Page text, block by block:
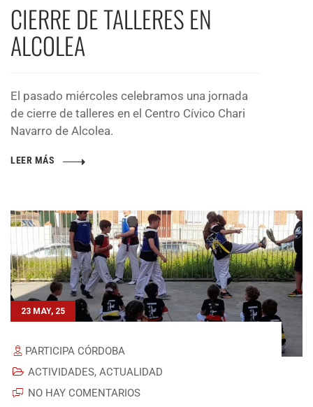
CIERRE DE TALLERES EN
ALCOLEA
El pasado miércoles celebramos una jornada
de cierre de talleres en el Centro Cívico Chari
Navarro de Alcolea.
LEER MÁS
23 MAY, 25
PARTICIPA CÓRDOBA
ACTIVIDADES, ACTUALIDAD
NO HAY COMENTARIOS